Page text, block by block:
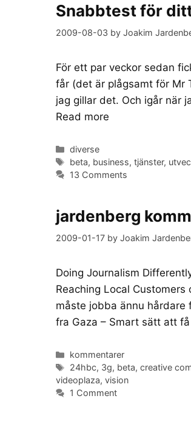
Snabbtest för
2009-08-03 by Joakim
För ett par veckor sedan
får (det är plågsamt för Mr
jag gillar det. Och igår när
Read more
Categories
diverse
Tags
beta, business,tjänster,
13 Comments
jardenberg
2009-01-17 by Joakim
Doing Journalism
Reaching Local Customers
måste jobba ännu hårdare
fra Gaza – Smart sätt att
Categories
kommentarer
Tags
24hbc, 3g, beta,creative
videoplaza, vision
1 Comment